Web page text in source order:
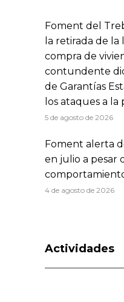
Foment del
la retirada de
compra de
contundente
de Garantías
los ataques a
5 de agosto de 2026
Foment alerta
en julio a pesar
4 de agosto de 2026
Actividades